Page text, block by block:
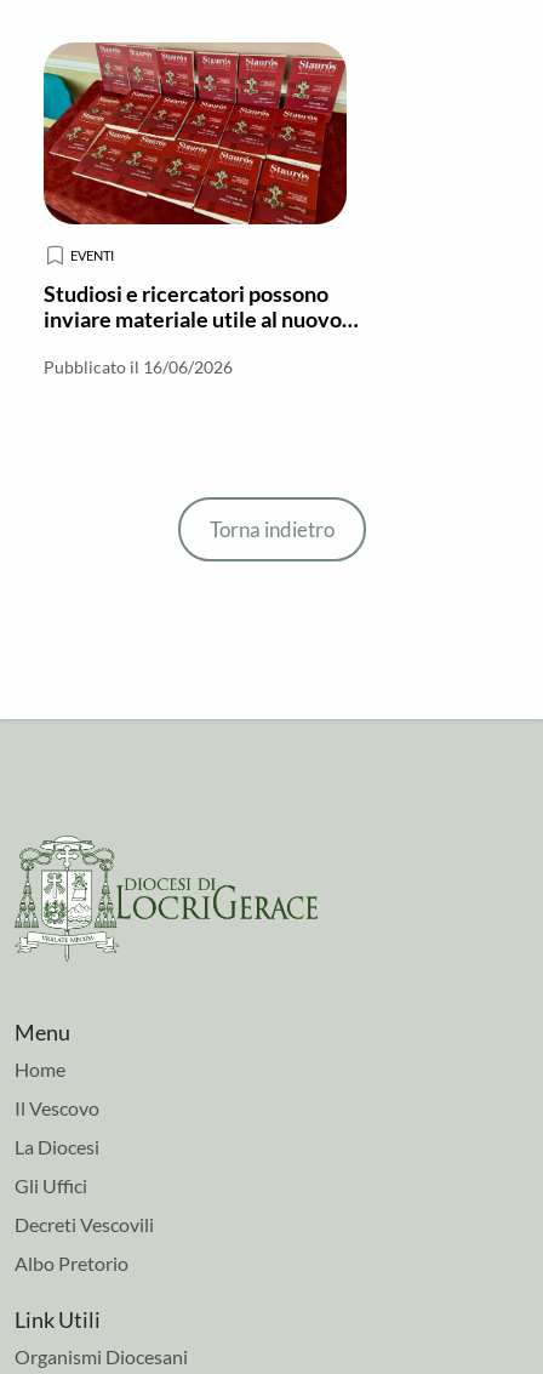
EVENTI
Studiosi e ricercatori possono
inviare materiale utile al nuovo
Pubblicato il 16/06/2026
Torna indietro
Menu
Home
Il Vescovo
La Diocesi
Gli Uffici
Decreti Vescovili
Albo Pretorio
Link Utili
Organismi Diocesani